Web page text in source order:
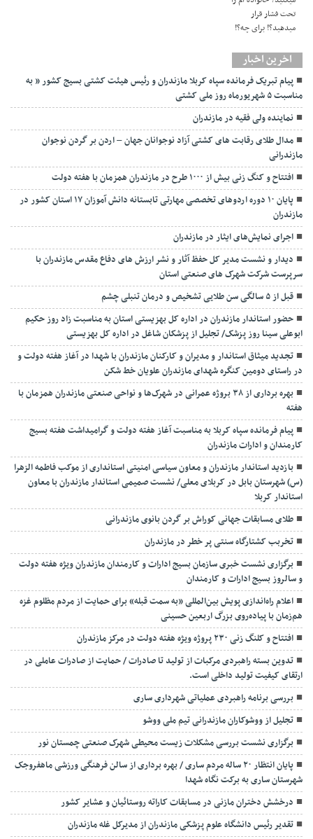
اخرین اخبار
پیام تبریک فرمانده سپاه کربلا مازندران و رئیس هیئت کشتی بسیج کشور ” به
مناسبت ۵ شهریورماه روز ملی کشتی
نماينده ولی فقیه در مازندران
مدال طلای رقابت های کشتی آزاد نوجوانان جهان – اردن بر گردن نوجوان
مازندرانی
افتتاح و کنگ زنی بیش از ۱۰۰۰ طرح در مازندران همزمان با هفته دولت
پایان ۱۰ دوره اردوهای تخصصی مهارتی تابستانه دانش آموزان ۱۷ استان کشور در
مازندران
اجرای نمایش‌های ایثار در مازندران
دیدار و نشست مدیر کل حفظ آثار و نشر ارزش های دفاع مقدس مازندران با
سرپرست شرکت شهرک های صنعتی استان
قبل از ۵ سالگی سن طلایی تشخیص و درمان تنبلی چشم
حضور استاندار مازندران در اداره کل بهزیستی استان به مناسبت زاد روز حکیم
ابوعلی سینا روز پزشک/ تجلیل از پزشکان شاغل در اداره کل بهزیستی
تجدید میثاق استاندار و مدیران و کارکنان مازندران با شهدا در آغاز هفته دولت و
در راستای دومین کنگره شهدای مازندران علویان خط شکن
بهره برداری از ۳۸ بروژه عمرانی در شهرک‌ها و نواحی صنعتی مازندران همزمان با
هفته
پیام فرمانده سپاه کربلا به مناسبت آغاز هفته دولت و گرامیداشت هفته بسیج
کارمندان و ادارات مازندران
بازدید استاندار مازندران و معاون سیاسی امنیتی استانداری از موکب فاطمه الزهرا
(س) شهرستان بابل در کربلای معلی/ نشست صمیمی استاندار مازندران با معاون
استاندار کربلا
طلای مسابقات جهانی کوراش بر گردن بانوی مازندرانی
تخربب کشتارگاه سنتی پر خطر در مازندران
برگزاری نشست خبری سازمان بسیج ادارات و کارمندان مازندران ویژه هفته دولت
و سالروز بسیج ادارات و کارمندان
اعلام راه‌اندازی پویش بین‌المللی «به سمت قبله» برای حمایت از مردم مظلوم غزه
هم‌زمان با پیاده‌روی بزرگ اربعین حسینی
افتتاح و کلنگ زنی ۲۳۰ پروژه ویژه هفته دولت در مرکز مازندران
تدوین بسته راهبردی مرکبات از تولید تا صادرات / حمایت از صادرات عاملی در
ارتقای کیفیت تولید داخلی است.
بررسی برنامه راهبردی عملیاتی شهرداری ساری
تجلیل از ووشوکاران مازندرانی تیم ملی ووشو
برگزاری نشست بررسی مشکلات زیست محیطی شهرک صنعتی چمستان نور
پایان انتظار ۲۰ ساله مردم ساری / بهره برداری از سالن فرهنگی ورزشی ماهفروجک
شهرستان ساری به برکت نگاه شهدا
درخشش دختران مازنی در مسابقات کاراته روستائیان و عشایر کشور
تقدیر رئیس دانشگاه علوم پزشکی مازندران از مدیرکل غله مازندران